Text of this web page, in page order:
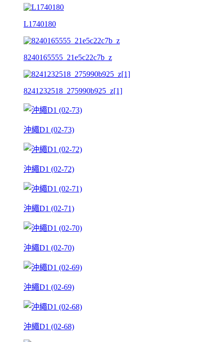
L1740180
8240165555_21e5c22c7b_z
8241232518_275990b925_z[1]
沖繩D1 (02-73)
沖繩D1 (02-72)
沖繩D1 (02-71)
沖繩D1 (02-70)
沖繩D1 (02-69)
沖繩D1 (02-68)